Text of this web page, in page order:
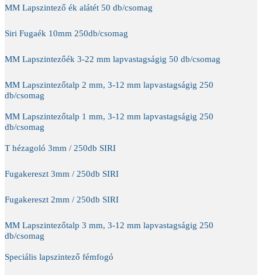
MM Lapszintező ék alátét 50 db/csomag
Siri Fugaék 10mm 250db/csomag
MM Lapszintezőék 3-22 mm lapvastagságig 50 db/csomag
MM Lapszintezőtalp 2 mm, 3-12 mm lapvastagságig 250
db/csomag
MM Lapszintezőtalp 1 mm, 3-12 mm lapvastagságig 250
db/csomag
T hézagoló 3mm / 250db SIRI
Fugakereszt 3mm / 250db SIRI
Fugakereszt 2mm / 250db SIRI
MM Lapszintezőtalp 3 mm, 3-12 mm lapvastagságig 250
db/csomag
Speciális lapszintező fémfogó